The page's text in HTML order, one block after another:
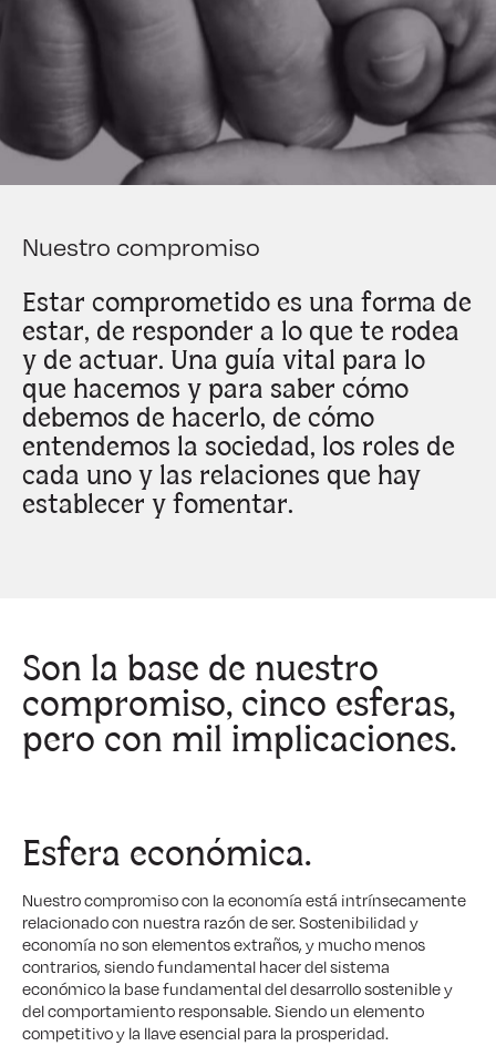
Nuestro compromiso
Estar comprometido es una forma de
estar, de responder a lo que te rodea
y de actuar. Una guía vital para lo
que hacemos y para saber cómo
debemos de hacerlo, de cómo
entendemos la sociedad, los roles de
cada uno y las relaciones que hay
establecer y fomentar.
Son la base de nuestro
compromiso, cinco esferas,
pero con mil implicaciones.
Esfera económica.
Nuestro compromiso con la economía está intrínsecamente
relacionado con nuestra razón de ser. Sostenibilidad y
economía no son elementos extraños, y mucho menos
contrarios, siendo fundamental hacer del sistema
económico la base fundamental del desarrollo sostenible y
del comportamiento responsable. Siendo un elemento
competitivo y la llave esencial para la prosperidad.